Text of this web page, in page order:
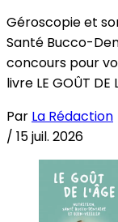
Géroscopie et
Santé Bucco-
concours pour
livre LE GOÛT DE
Par La Rédaction
/ 15 juil. 2026